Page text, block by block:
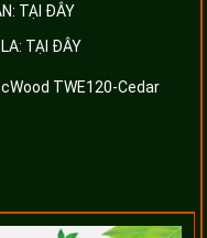
TẠI ĐÂY
TẠI ĐÂY
TWE120-Cedar